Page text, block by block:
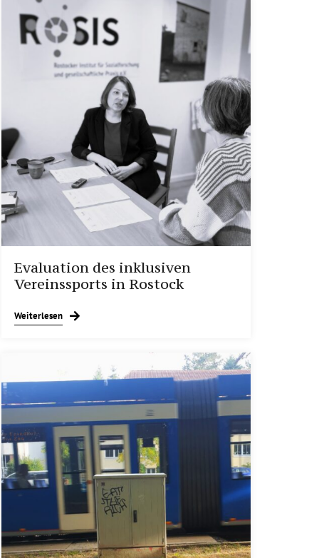
Evaluation des inklusiven
Vereinssports in Rostock
Weiterlesen